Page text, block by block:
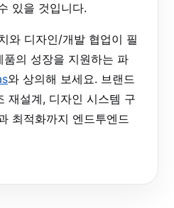
있을 것입니다.
와 디자인/개발 협업이 필
품의 성장을 지원하는 파
와 상의해 보세요. 브랜드
재설계, 디자인 시스템 구
최적화까지 엔드투엔드